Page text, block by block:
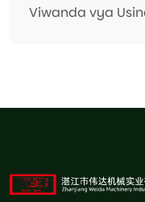
Viwanda vya